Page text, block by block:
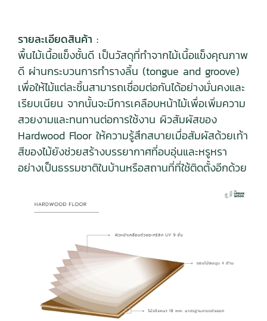
รายละเอียดสินค้า :
พื้นไม้เนื้อแข็งชั้นดี เป็นวัสดุที่ทำจากไม้เนื้อแข็งคุณภาพ
ดี ผ่านกระบวนการทำรางลิ้น (tongue and groove)
เพื่อให้ไม้แต่ละชิ้นสามารถเชื่อมต่อกันได้อย่างมั่นคงและ
เรียบเนียน จากนั้นจะมีการเคลือบหน้าไม้เพื่อเพิ่มความ
สวยงามและทนทานต่อการใช้งาน ผิวสัมผัสของ
Hardwood Floor ให้ความรู้สึกสบายเมื่อสัมผัสด้วยเท้า
สีของไม้ยังช่วยสร้างบรรยากาศที่อบอุ่นและหรูหรา
อย่างเป็นธรรมชาติในบ้านหรือสถานที่ที่ใช้ติดตั้งอีกด้วย